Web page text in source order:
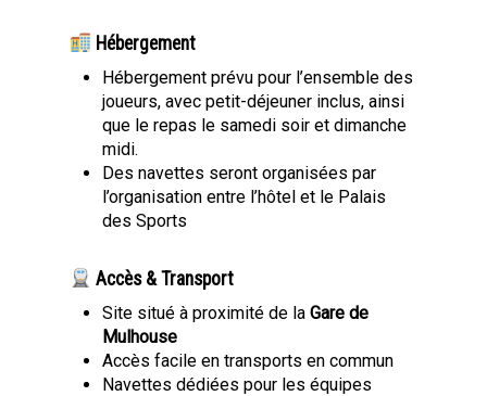
Hébergement
Hébergement prévu pour l’ensemble des
joueurs, avec petit-déjeuner inclus, ainsi
que le repas le samedi soir et dimanche
midi.
Des navettes seront organisées par
l’organisation entre l’hôtel et le Palais
des Sports
Accès & Transport
Site situé à proximité de laGare de
Mulhouse
Accès facile en transports en commun
Navettes dédiées pour les équipes